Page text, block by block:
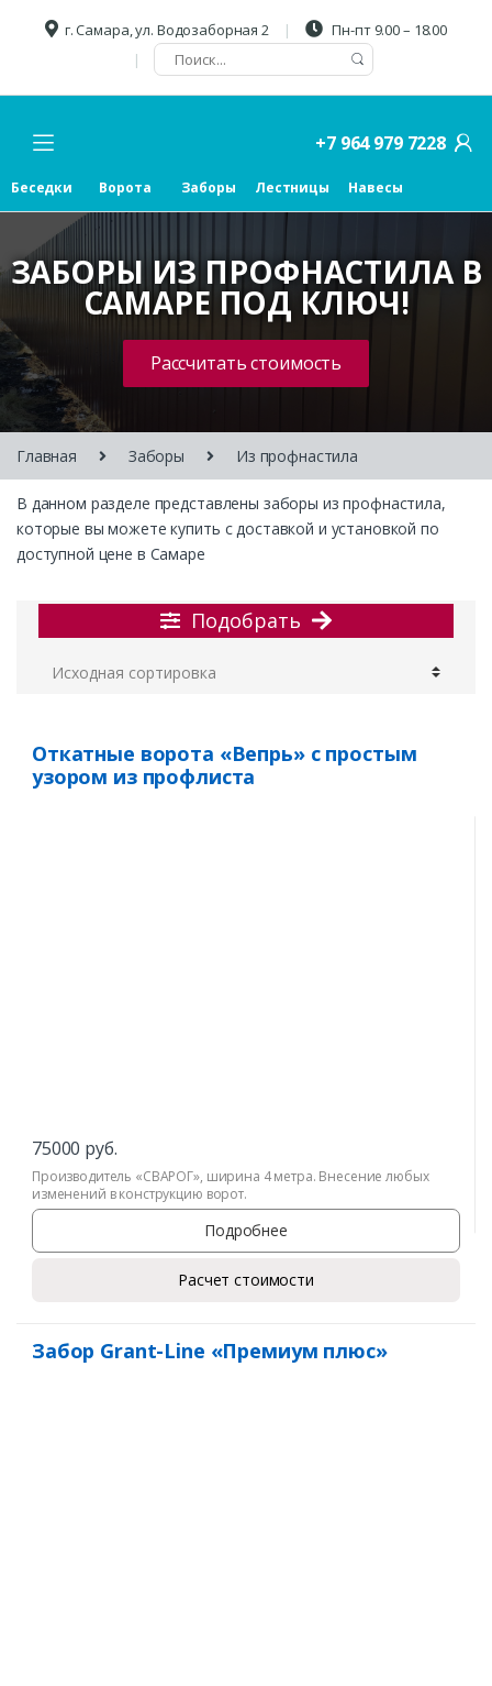
г. Самара, ул. Водозаборная 2 Пн-пт 9.00 – 18.00
+7 964 979 7228
Беседки Ворота Заборы Лестницы Навесы
ЗАБОРЫ ИЗ ПРОФНАСТИЛА В
САМАРЕ ПОД КЛЮЧ!
Рассчитать стоимость
Главная Заборы Из профнастила
В данном разделе представлены заборы из профнастила,
которые вы можете купить с доставкой и установкой по
доступной цене в Самаре
Подобрать
Откатные ворота «Вепрь» с простым
узором из профлиста
75000 руб.
Производитель «СВАРОГ», ширина 4 метра. Внесение любых
изменений в конструкцию ворот.
Подробнее
Расчет стоимости
Забор Grant-Line «Премиум плюс»